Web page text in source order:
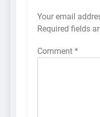
Your email
Required fields
Comment *